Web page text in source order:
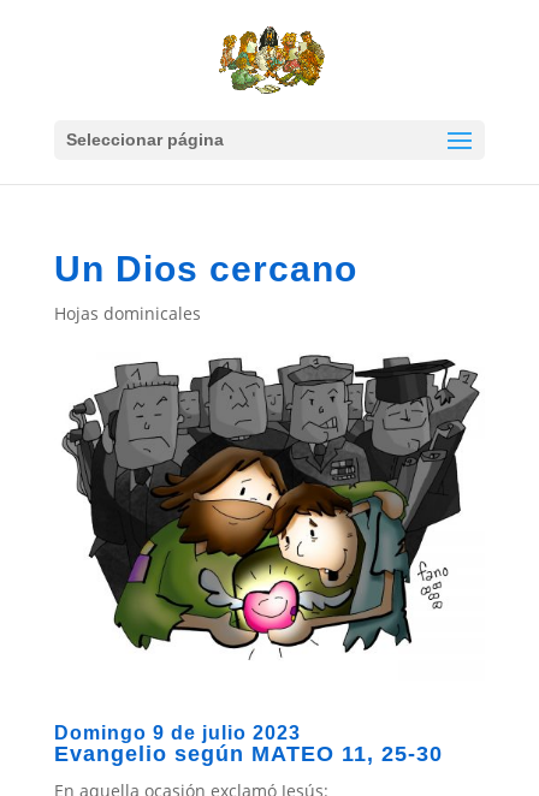
Seleccionar página
Un Dios cercano
Hojas dominicales
Domingo 9 de julio 2023
Evangelio según MATEO 11, 25-30
En aquella ocasión exclamó Jesús: